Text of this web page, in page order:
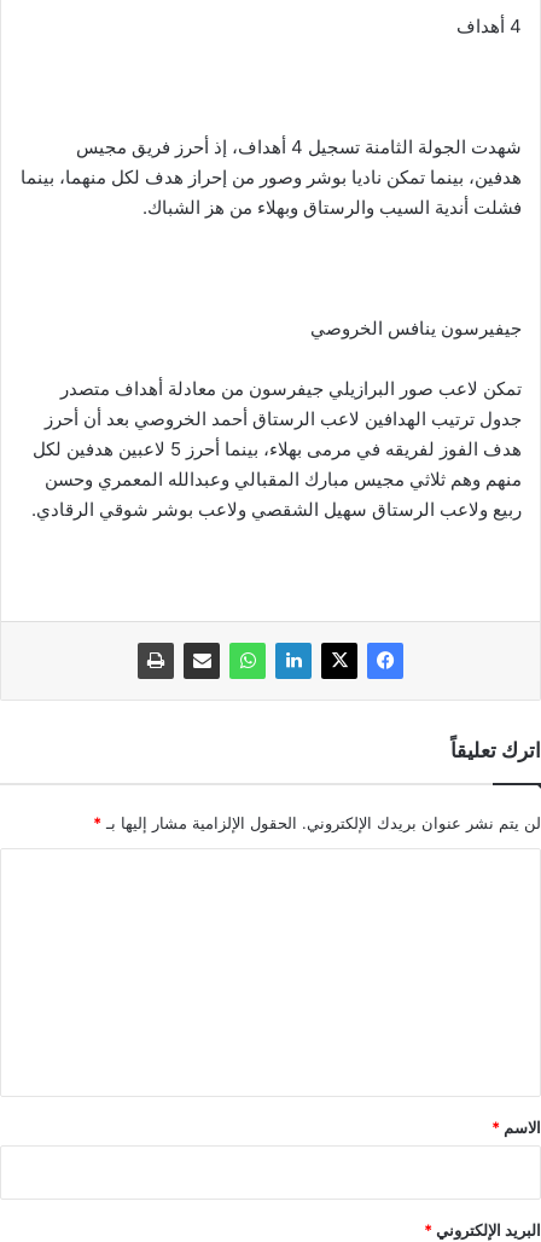
4 أهداف
شهدت الجولة الثامنة تسجيل 4 أهداف، إذ أحرز فريق مجيس
هدفين، بينما تمكن ناديا بوشر وصور من إحراز هدف لكل منهما، بينما
فشلت أندية السيب والرستاق وبهلاء من هز الشباك.
جيفيرسون ينافس الخروصي
تمكن لاعب صور البرازيلي جيفرسون من معادلة أهداف متصدر
جدول ترتيب الهدافين لاعب الرستاق أحمد الخروصي بعد أن أحرز
هدف الفوز لفريقه في مرمى بهلاء، بينما أحرز 5 لاعبين هدفين لكل
منهم وهم ثلاثي مجيس مبارك المقبالي وعبدالله المعمري وحسن
ربيع ولاعب الرستاق سهيل الشقصي ولاعب بوشر شوقي الرقادي.
اترك تعليقاً
لن يتم نشر عنوان بريدك الإلكتروني. الحقول الإلزامية مشار إليها بـ*
*
الاسم *
البريد الإلكتروني*